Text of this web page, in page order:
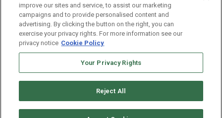
Acerca de nosotros
Advertise with Us/Anuncios
Politica de Privacidad
Editorial Guidelines
improve our sites and service, to assist our marketing
campaigns and to provide personalised content and
advertising. By clicking the button on the right, you can
exercise your privacy rights. For more information see our
privacy notice Cookie Policy
Your Privacy Rights
Reject All